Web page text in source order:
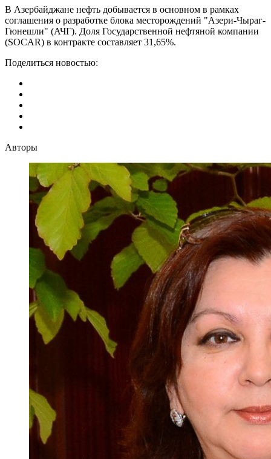
В Азербайджане нефть добывается в основном в рамках
соглашения о разработке блока месторождений "Азери-Чыраг-
Гюнешли" (АЧГ). Доля Государственной нефтяной компании
(SOCAR) в контракте составляет 31,65%.
Поделиться новостью:
Авторы